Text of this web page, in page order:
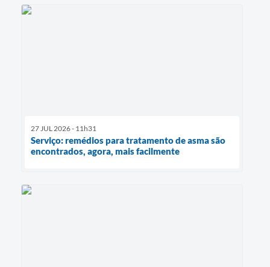
27 JUL 2026 - 11h31
Serviço: remédios para tratamento de asma são
encontrados, agora, mais facilmente